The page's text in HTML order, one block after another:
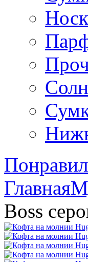
Главная
Boss